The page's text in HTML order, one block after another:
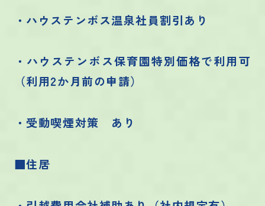
・ハウステンボス温泉社員割引あり
・ハウステンボス保育園特別価格で利用可
（利用2か月前の申請）
・受動喫煙対策 あり
■住居